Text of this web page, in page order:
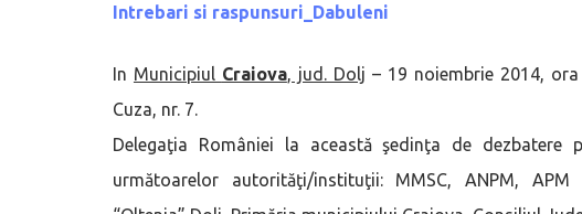
Intrebari si raspunsuri_Dabuleni
In Municipiul Craiova, jud. Dolj – 19 noiembrie 2014,
Cuza, nr. 7.
Delegaţia României la această şedinţa de
următoarelor autorităţi/instituţii: MMSC, ANPM,